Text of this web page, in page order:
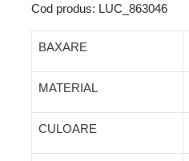
Cod produs: LUC_863046
BAXARE
MATERIAL
CULOARE